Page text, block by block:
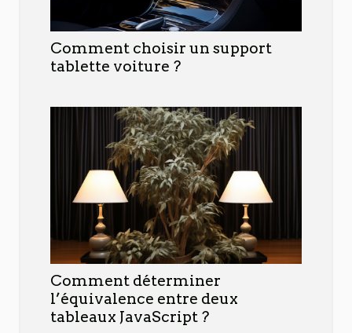
Comment choisir un support
tablette voiture ?
Comment déterminer
l’équivalence entre deux
tableaux JavaScript ?